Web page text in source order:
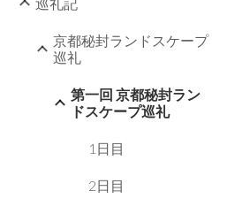
京都秘封ランドスケープ
巡礼
第一回 京都秘封ラン
ドスケープ巡礼
1日目
2日目